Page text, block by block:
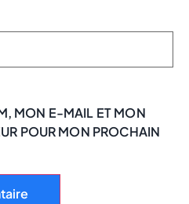
MON E-MAIL ET MON
POUR MON PROCHAIN